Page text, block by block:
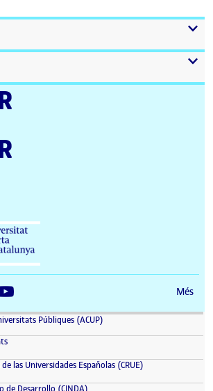
Catalunya (UOC)
Més
Públiques (ACUP)
(s'obre en una finestra nova)
las Universidades Españolas (CRUE)